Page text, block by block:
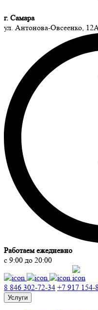
г. Самара
ул. Антонова-Овсеенко,
Работаем ежедневно
с 9:00 до 20:00
8 846 302-72-34 +7 917 154-
Услуги